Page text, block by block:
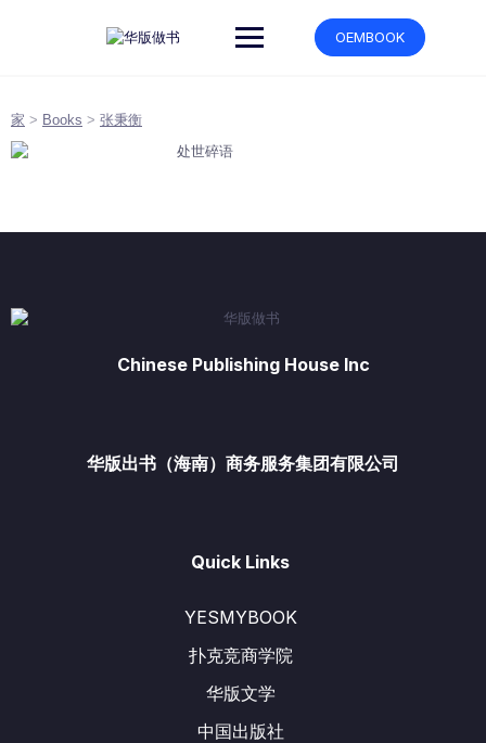
OEMBOOK
家 > Books > 张秉衡
Chinese Publishing House Inc
华版出书（海南）商务服务集团有限公司
Quick Links
YESMYBOOK
扑克竞商学院
华版文学
中国出版社